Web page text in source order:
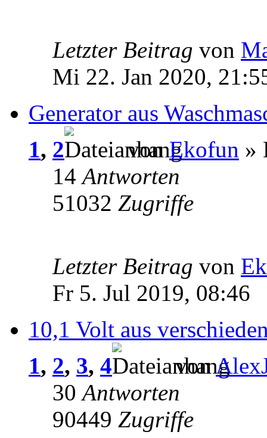
Letzter Beitrag von
Mi 22. Jan 2020,
Generator aus
1, 2 vonEkofun »
14Antworten
51032 Zugriffe
Letzter Beitrag von
Fr 5. Jul 2019, 08:46
10,1 Volt aus
1, 2, 3, 4 von
30Antworten
90449 Zugriffe